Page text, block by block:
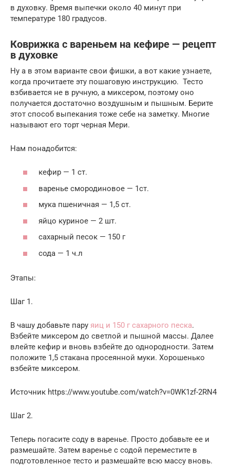
в духовку. Время выпечки около 40 минут при
температуре 180 градусов.
Коврижка с вареньем на кефире — рецепт
в духовке
Ну а в этом варианте свои фишки, а вот какие узнаете,
когда прочитаете эту пошаговую инструкцию. Тесто
взбивается не в ручную, а миксером, поэтому оно
получается достаточно воздушным и пышным. Берите
этот способ выпекания тоже себе на заметку. Многие
называют его торт черная Мери.
Нам понадобится:
кефир — 1 ст.
варенье смородиновое — 1ст.
мука пшеничная — 1,5 ст.
яйцо куриное — 2 шт.
сахарный песок — 150 г
сода — 1 ч.л
Этапы:
Шаг 1.
В чашу добавьте пару яиц и 150 г сахарного песка.
Взбейте миксером до светлой и пышной массы. Далее
влейте кефир и вновь взбейте до однородности. Затем
положите 1,5 стакана просеянной муки. Хорошенько
взбейте миксером.
Источник https://www.youtube.com/watch?v=0WK1zf-2RN4
Шаг 2.
Теперь погасите соду в варенье. Просто добавьте ее и
размешайте. Затем варенье с содой переместите в
подготовленное тесто и размешайте всю массу вновь.